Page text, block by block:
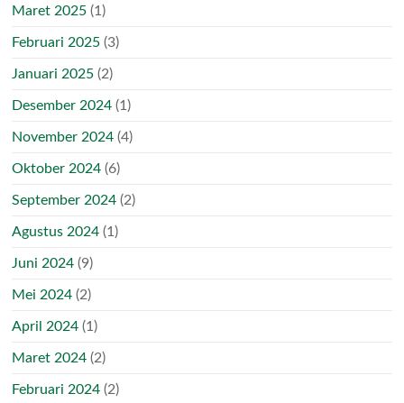
Maret 2025 (1)
Februari 2025 (3)
Januari 2025 (2)
Desember 2024 (1)
November 2024 (4)
Oktober 2024 (6)
September 2024 (2)
Agustus 2024 (1)
Juni 2024 (9)
Mei 2024 (2)
April 2024 (1)
Maret 2024 (2)
Februari 2024 (2)